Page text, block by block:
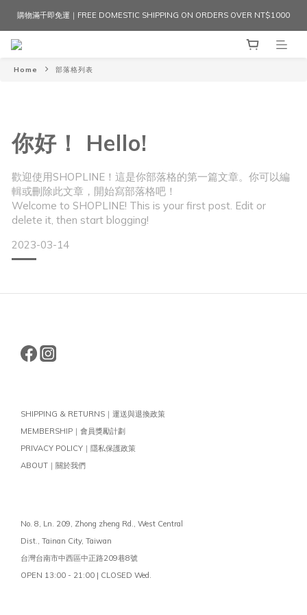
購物滿千即免運｜FREE DOMESTIC SHIPPING ON ORDERS OVER NT$1000
Home 部落格列表
你好！ Hello!
歡迎使用SHOPLINE！這是你部落格的第一篇文章。你可以編
輯或刪除此文章，開始寫部落格吧！
Welcome to SHOPLINE! This is your first post. Edit or
delete it, then start blogging!
2023-03-14
SHIPPING & RETURNS｜運送與退換政策
MEMBERSHIP｜會員獎勵計劃
PRIVACY POLICY｜隱私保護政策
ABOUT｜關於我們
No. 8, Ln. 209, Zhong zheng Rd., West Central
Dist., Tainan City, Taiwan
台灣台南市中西區中正路209巷8號
OPEN 13:00 - 21:00 | CLOSED Wed.